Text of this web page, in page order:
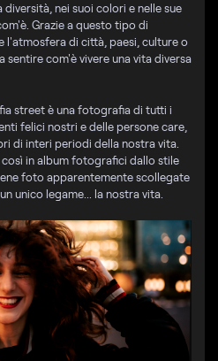
nei suoi colori e nelle sue
Grazie a questo tipo di
l'atmosfera di città, paesi, culture o
sentire com'è vivere una vita diversa
street è una fotografia di tutti i
felici nostri e delle persone care,
di interi periodi della nostra vita.
in album fotografici dallo stile
foto apparentemente scollegate
unico legame... la nostra vita.